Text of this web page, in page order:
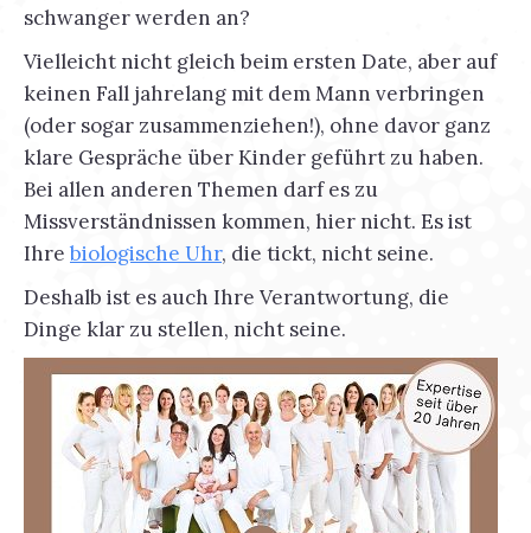
schwanger werden an?
Vielleicht nicht gleich beim ersten Date, aber auf
keinen Fall jahrelang mit dem Mann verbringen
(oder sogar zusammenziehen!), ohne davor ganz
klare Gespräche über Kinder geführt zu haben.
Bei allen anderen Themen darf es zu
Missverständnissen kommen, hier nicht. Es ist
Ihre biologische Uhr, die tickt, nicht seine.
Deshalb ist es auch Ihre Verantwortung, die
Dinge klar zu stellen, nicht seine.